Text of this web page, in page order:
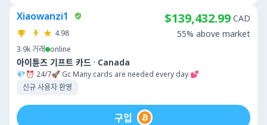
Xiaowanzi1
4.98
3.9k 거래 online
아이튠즈 기프트 카드 · Canada
💎⏰ 24/7🚀 Gc Many cards are needed every day 💕
신규 사용자 환영
$139,432.99 CAD
55% above market
구입